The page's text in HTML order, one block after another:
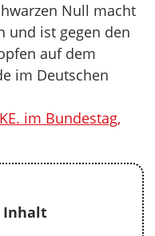
Null macht
und ist gegen den
auf dem
im Deutschen
im Bundestag,
Inhalt